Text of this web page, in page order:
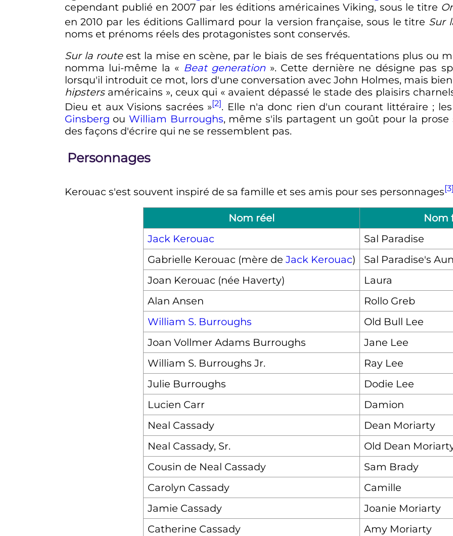
cependant publié en 2007 par les éditions américaines Viking, sous le titre
en 2010 par les éditions Gallimard pour la version française, sous le titre Sur
noms et prénoms réels des protagonistes sont conservés.
Sur la routeest la mise en scène, par le biais de ses fréquentations plus ou
nomma lui-même la « Beat generation ». Cette dernière ne désigne pas
lorsqu'il introduit ce mot, lors d'une conversation avec John Holmes, mais
hipstersaméricains », ceux qui « avaient dépassé le stade des plaisirs
Dieu et aux Visions sacrées »[2]. Elle n'a donc rien d'un courant littéraire ;
Ginsberg ou William Burroughs, même s'ils partagent un goût pour la
des façons d'écrire qui ne se ressemblent pas.
Personnages
Kerouac s'est souvent inspiré de sa famille et ses amis pour ses personnages
Nom réel
Nom
Jack Kerouac
Sal Paradise
Gabrielle Kerouac (mère de Jack Kerouac)
Sal Paradise's
Joan Kerouac (née Haverty)
Laura
Alan Ansen
Rollo Greb
William S. Burroughs
Old Bull Lee
Joan Vollmer Adams Burroughs
Jane Lee
William S. Burroughs Jr.
Ray Lee
Julie Burroughs
Dodie Lee
Lucien Carr
Damion
Neal Cassady
Dean Moriarty
Neal Cassady, Sr.
Old Dean
Cousin de Neal Cassady
Sam Brady
Carolyn Cassady
Camille
Jamie Cassady
Joanie Moriarty
Catherine Cassady
Amy Moriarty